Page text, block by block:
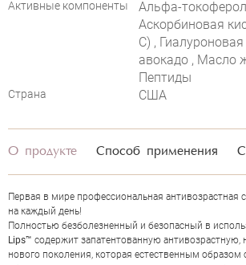
Активные компоненты
Альфа-
Аскорбиновая
С) ,
авокадо , Масло
Пептиды
Страна США
НАПИСАТЬ ОТЗЫВ
О продукте Способ применения
Первая в мире профессиональная антивозрастная
на каждый день!
Полностью безболезненный и безопасный в
Lips™ содержит запатентованную
нового поколения, которая естественным образом